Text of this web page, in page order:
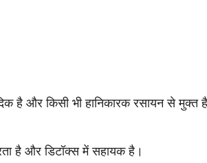
है और किसी भी हानिकारक रसायन से मुक्त
है और डिटॉक्स में सहायक है।